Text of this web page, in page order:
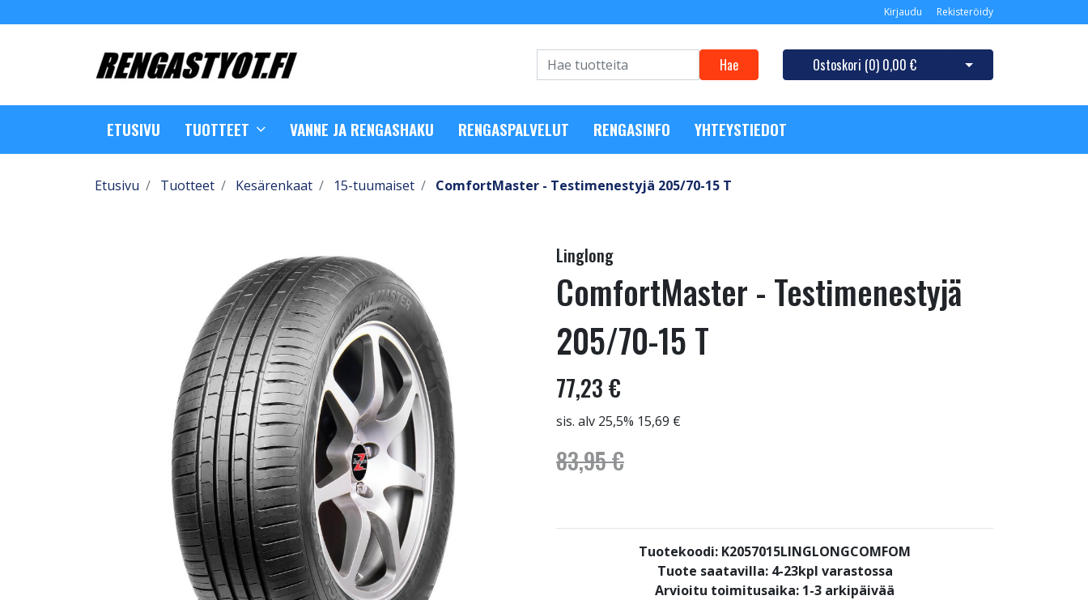
Kirjaudu Rekisteröidy
Hae Ostoskori (0) 0,00 € Avaa ostoskori
ETUSIVU TUOTTEET VANNE JA RENGASHAKU RENGASPALVELUT RENGASINFO YHTEYSTIEDOT
Etusivu Tuotteet Kesärenkaat 15-tuumaiset ComfortMaster - Testimenestyjä 205/70-15 T
Linglong
ComfortMaster - Testimenestyjä
205/70-15 T
77,23 €
sis. alv 25,5% 15,69 €
83,95 €
Tuotekoodi: K2057015LINGLONGCOMFOM
Tuote saatavilla: 4-23kpl varastossa
Arvioitu toimitusaika: 1-3 arkipäivää